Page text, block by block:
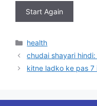
Start Again
Categories
health
chudai shayari hindi:
kitne ladko ke pas 7